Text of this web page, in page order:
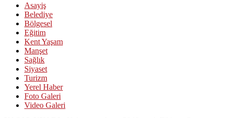
Asayiş
Belediye
Bölgesel
Eğitim
Kent Yaşam
Manşet
Sağlık
Siyaset
Turizm
Yerel Haber
Foto Galeri
Video Galeri